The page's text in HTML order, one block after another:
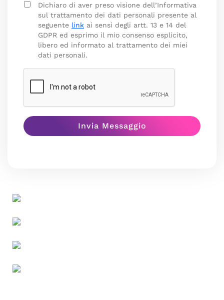
Dichiaro di aver preso visione dell’Informativa
sul trattamento dei dati personali presente al
seguente link ai sensi degli artt. 13 e 14 del
GDPR ed esprimo il mio consenso esplicito,
libero ed informato al trattamento dei miei
dati personali.